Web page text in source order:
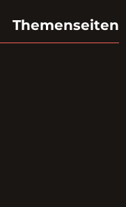
Themenseiten